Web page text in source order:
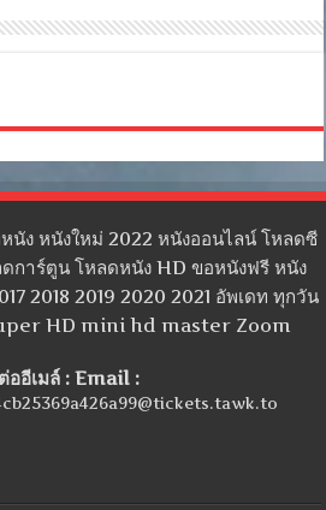
นัง หนังใหม่ 2022 หนังออนไลน์ โหลดซี
การ์ตูน โหลดหนัง HD ขอหนังฟรี หนัง
2018 2019 2020 2021 อัพเดท ทุกวัน
HD mini hd master Zoom
ออีเมล์ : Email :